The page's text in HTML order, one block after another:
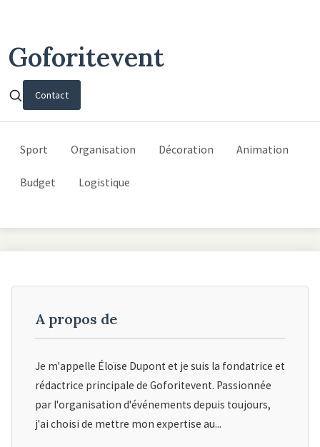
Goforitevent
Contact
Sport Organisation Décoration Animation
Budget Logistique
A propos de
Je m'appelle Éloïse Dupont et je suis la fondatrice et
rédactrice principale de Goforitevent. Passionnée
par l'organisation d'événements depuis toujours,
j'ai choisi de mettre mon expertise au...